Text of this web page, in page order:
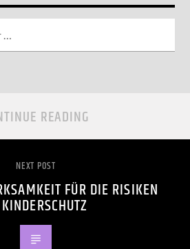
READING
NEXT POST
FÜR DIE RISIKEN